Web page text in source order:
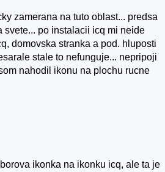
zamerana na tuto oblast... predsa
svete... po instalacii icq mi neide
domovska stranka a pod. hluposti
stale to nefunguje... nepripoji
nahodil ikonu na plochu rucne
ikonka na ikonku icq, ale ta je